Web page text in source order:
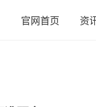
官网首页 资